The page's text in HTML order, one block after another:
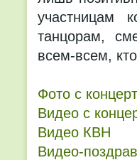
участницам
танцорам,
всем-всем,
Фото с
Видео с
Видео КВН
Видео-